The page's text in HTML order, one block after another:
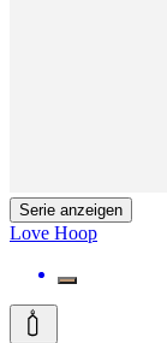
Serie anzeigen
Love Hoop